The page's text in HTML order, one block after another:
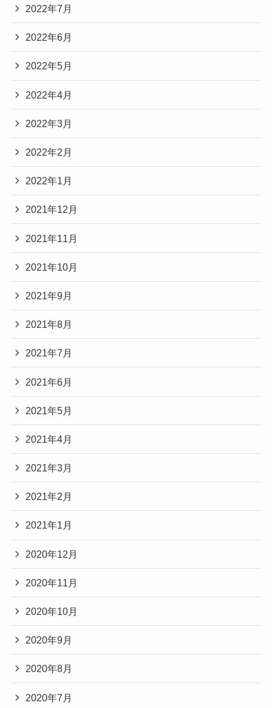
2022年7月
2022年6月
2022年5月
2022年4月
2022年3月
2022年2月
2022年1月
2021年12月
2021年11月
2021年10月
2021年9月
2021年8月
2021年7月
2021年6月
2021年5月
2021年4月
2021年3月
2021年2月
2021年1月
2020年12月
2020年11月
2020年10月
2020年9月
2020年8月
2020年7月